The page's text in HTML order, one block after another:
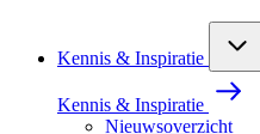
Kennis & Inspiratie
Kennis & Inspiratie
Nieuwsoverzicht